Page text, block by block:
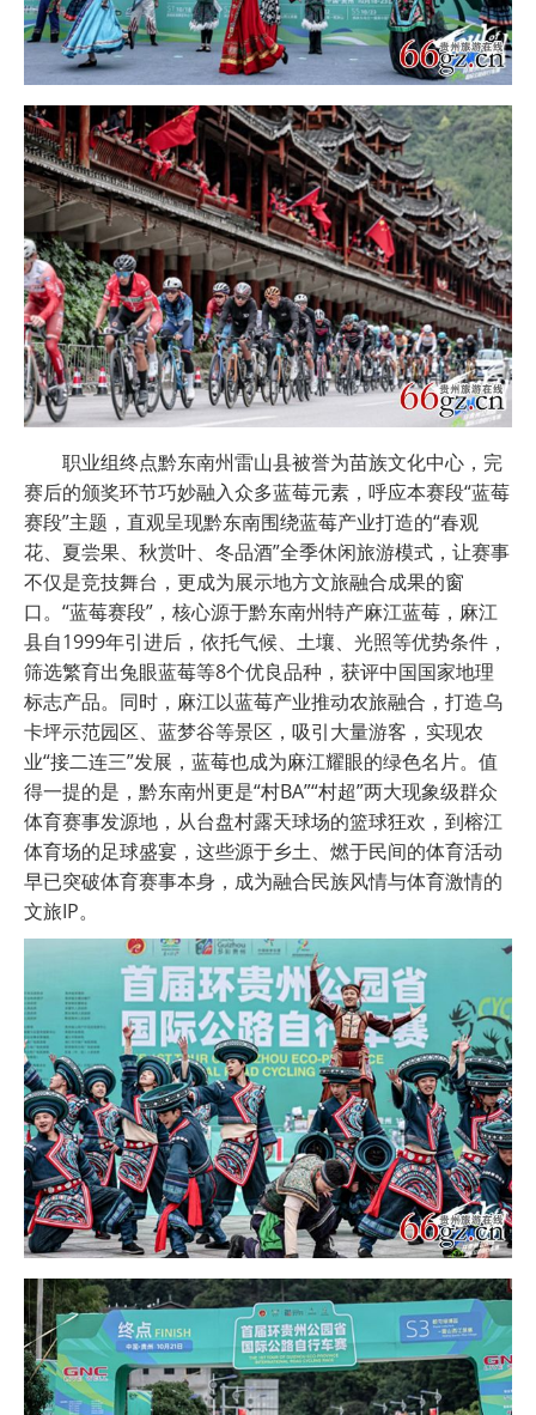
职业组终点黔东南州雷山县被誉为苗族文化中心，完
赛后的颁奖环节巧妙融入众多蓝莓元素，呼应本赛段“蓝莓
赛段”主题，直观呈现黔东南围绕蓝莓产业打造的“春观
花、夏尝果、秋赏叶、冬品酒”全季休闲旅游模式，让赛事
不仅是竞技舞台，更成为展示地方文旅融合成果的窗
口。“蓝莓赛段”，核心源于黔东南州特产麻江蓝莓，麻江
县自1999年引进后，依托气候、土壤、光照等优势条件，
筛选繁育出兔眼蓝莓等8个优良品种，获评中国国家地理
标志产品。同时，麻江以蓝莓产业推动农旅融合，打造乌
卡坪示范园区、蓝梦谷等景区，吸引大量游客，实现农
业“接二连三”发展，蓝莓也成为麻江耀眼的绿色名片。值
得一提的是，黔东南州更是“村BA”“村超”两大现象级群众
体育赛事发源地，从台盘村露天球场的篮球狂欢，到榕江
体育场的足球盛宴，这些源于乡土、燃于民间的体育活动
早已突破体育赛事本身，成为融合民族风情与体育激情的
文旅IP。